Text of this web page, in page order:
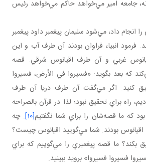
جامعه امير مي‌خواهد حاکم مي‌خواهد رئيس
داد، مي‌شود سليمان پيغمبر داود پيغمبر
فرمود انبياء فراوان بودند آن طرف آب و اين
غربي و آن طرف اقيانوس شرقي. قصه
که بعد بگويد: «فسيروا في الأرض، فسيروا
کنيد. اگر مي‌گفت آن طرف دريا آن طرف
راه براي تحقيق نبود؛ لذا در قرآن بالصراحه
که ما قصه‌شان را براي شما نگفتيم[10]
. چه
بودند. شما مي‌گوييد اقيانوس چيست؟
ما قصه پيغمبري را مي‌گوييم که براي
فسيروا فسيروا» برويد ببينيد.